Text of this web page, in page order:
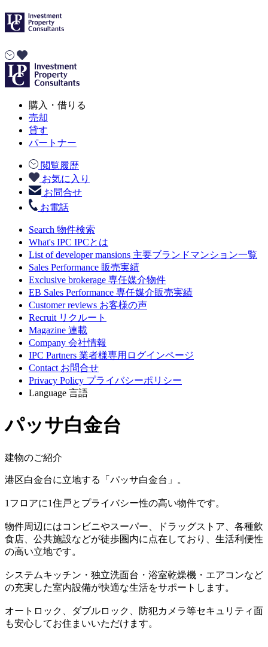
購入・借りる
売却
貸す
パートナー
閲覧履歴
お気に入り
お問合せ
お電話
Search 物件検索
What's IPC IPCとは
List of developer mansions 主要ブランドマンション一覧
Sales Performance 販売実績
Exclusive brokerage 専任媒介物件
EB Sales Performance 専任媒介販売実績
Customer reviews お客様の声
Recruit リクルート
Magazine 連載
Company 会社情報
IPC Partners 業者様専用ログインページ
Contact お問合せ
Privacy Policy プライバシーポリシー
Language 言語
パッサ白金台
建物のご紹介
港区白金台に立地する「パッサ白金台」。
1フロアに1住戸とプライバシー性の高い物件です。
物件周辺にはコンビニやスーパー、ドラッグストア、各種飲
食店、公共施設などが徒歩圏内に点在しており、生活利便性
の高い立地です。
システムキッチン・独立洗面台・浴室乾燥機・エアコンなど
の充実した室内設備が快適な生活をサポートします。
オートロック、ダブルロック、防犯カメラ等セキュリティ面
も安心してお住まいいただけます。